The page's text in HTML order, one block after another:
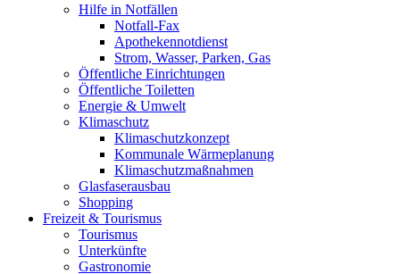
Hilfe in Notfällen
Notfall-Fax
Apothekennotdienst
Strom, Wasser, Parken, Gas
Öffentliche Einrichtungen
Öffentliche Toiletten
Energie & Umwelt
Klimaschutz
Klimaschutzkonzept
Kommunale Wärmeplanung
Klimaschutzmaßnahmen
Glasfaserausbau
Shopping
Freizeit & Tourismus
Tourismus
Unterkünfte
Gastronomie